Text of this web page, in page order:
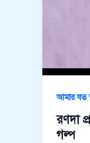
আমার যত
রণদা
গল্প